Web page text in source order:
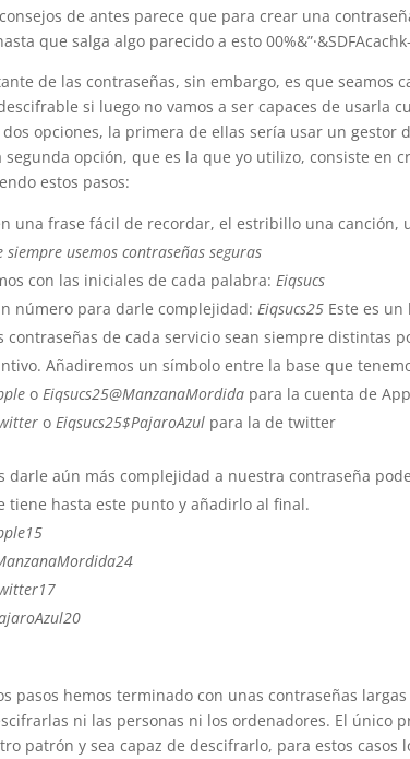
de antes parece que para crear una
que salga algo parecido a esto
de las contraseñas, sin embargo, es que seamos
si luego no vamos a ser capaces de usarla
opciones, la primera de ellas sería usar un gestor
segunda opción, que es la que yo utilizo, consiste en
estos pasos:
una frase fácil de recordar, el estribillo una
usemos contraseñas seguras
con las iniciales de cada palabra:Eiqsucs
número para darle complejidad:Eiqsucs25 Este es
contraseñas de cada servicio sean siempre distintas
Añadiremos un símbolo entre la base que
oEiqsucs25@ManzanaMordida para la cuenta de
oEiqsucs25$PajaroAzul para la de twitter
darle aún más complejidad a nuestra contraseña
tiene hasta este punto y añadirlo al final.
pasos hemos terminado con unas contraseñas
ni las personas ni los ordenadores. El único
patrón y sea capaz de descifrarlo, para estos